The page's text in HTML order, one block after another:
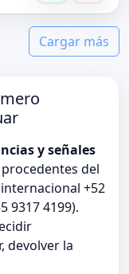
Cargar más
y señales
del
+52
9317 4199).
devolver la